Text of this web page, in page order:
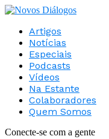
Artigos
Notícias
Especiais
Podcasts
Vídeos
Na Estante
Colaboradores
Quem Somos
Conecte-se com a gente